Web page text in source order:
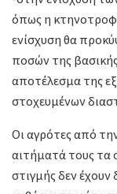
όπως η
ενίσχυση θα
ποσών της
αποτέλεσμα της
στοχευμένων
Οι αγρότες από
αιτήματά τους τα
στιγμής δεν